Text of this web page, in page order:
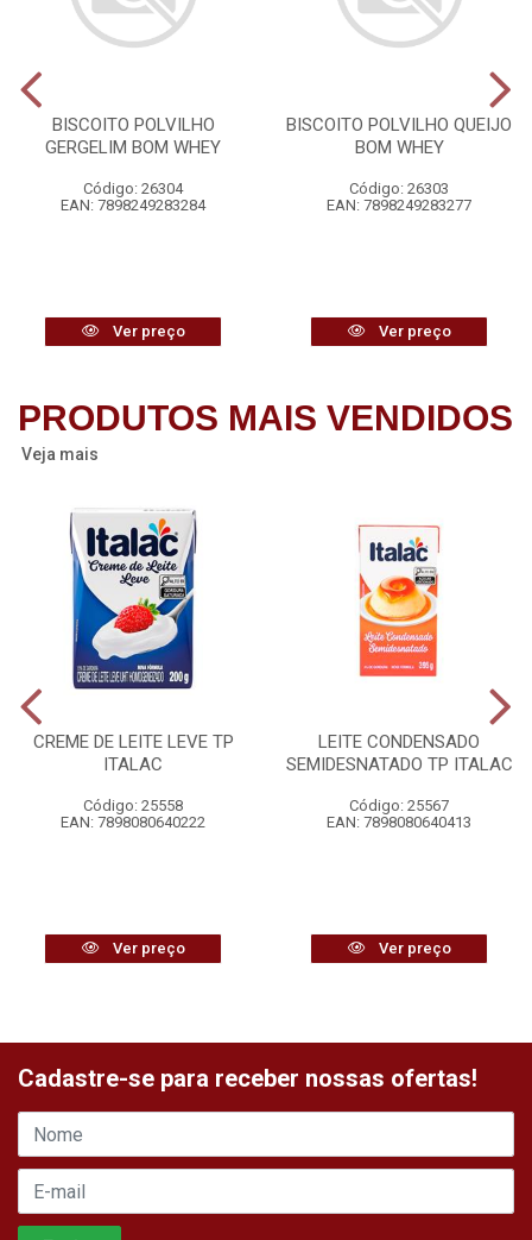
BISCOITO POLVILHO
GERGELIM BOM WHEY
Código: 26304
EAN: 7898249283284
Ver preço
BISCOITO POLVILHO QUEIJO
BOM WHEY
Código: 26303
EAN: 7898249283277
Ver preço
PRODUTOS MAIS VENDIDOS
Veja mais
CREME DE LEITE LEVE TP
ITALAC
Código: 25558
EAN: 7898080640222
Ver preço
LEITE CONDENSADO
SEMIDESNATADO TP ITALAC
Código: 25567
EAN: 7898080640413
Ver preço
Cadastre-se para receber nossas ofertas!